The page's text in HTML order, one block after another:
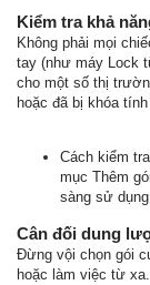
Kiểm tra khả
Không phải mọi
tay (như máy Lock
cho một số thị
hoặc đã bị khóa
Cách kiểm
mục Thêm
sàng sử
Cân đối dung
Đừng vội chọn gói
hoặc làm việc từ xa.